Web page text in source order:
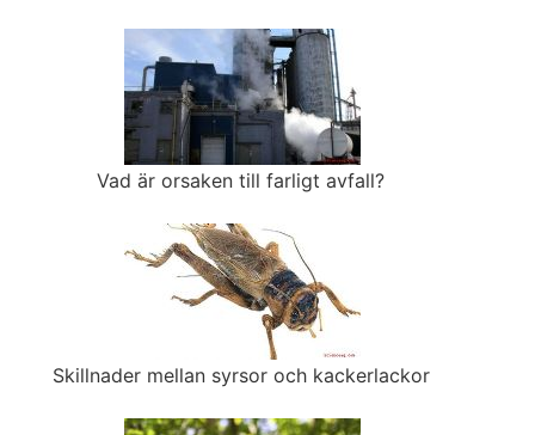
Vad är orsaken till farligt avfall?
Skillnader mellan syrsor och kackerlackor